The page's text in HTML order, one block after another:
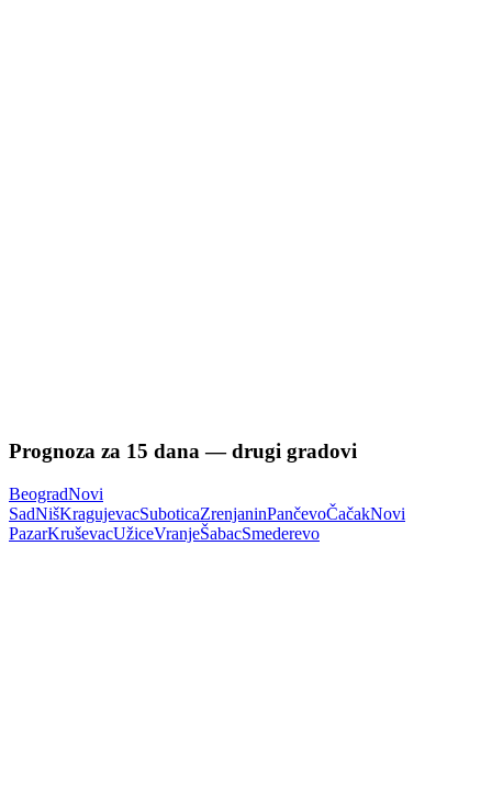
Prognoza za 15 dana — drugi gradovi
BeogradNovi
SadNišKragujevacSuboticaZrenjaninPančevoČačakNovi
PazarKruševacUžiceVranjeŠabacSmederevo